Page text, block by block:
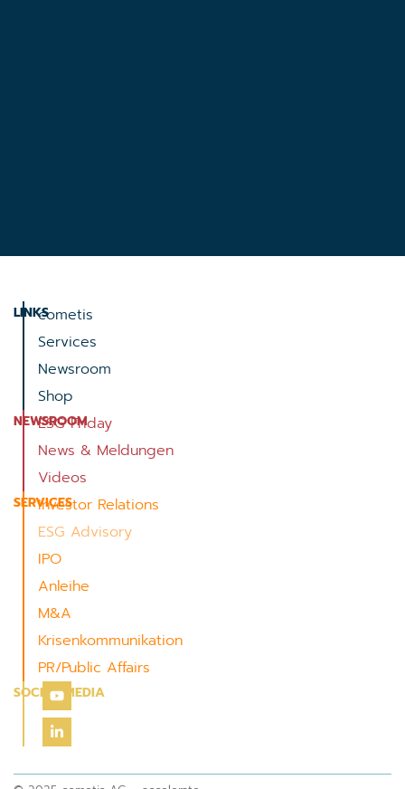
LINKScometis
Services
Newsroom
Shop
NEWSROOM
ESG Friday
News & Meldungen
Videos
SERVICES
Investor Relations
ESG Advisory
IPO
Anleihe
M&A
Krisenkommunikation
PR/Public Affairs
SOCIAL MEDIA